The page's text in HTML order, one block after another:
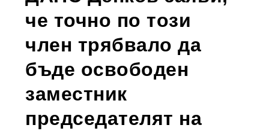
че точно по този
член трябвало да
бъде освободен
заместник
председателят на